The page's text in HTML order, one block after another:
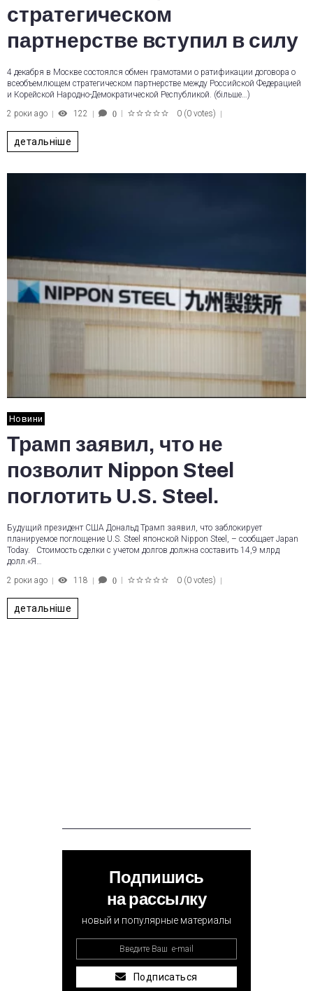
стратегическом
партнерстве вступил в силу
4 декабря в Москве состоялся обмен грамотами о ратификации договора о
всеобъемлющем стратегическом партнерстве между Российской Федерацией
и Корейской Народно-Демократической Республикой. (більше…)
2 роки ago
122 0 0 (0 votes)
детальніше
Новини
Трамп заявил, что не
позволит Nippon Steel
поглотить U.S. Steel.
Будущий президент США Дональд Трамп заявил, что заблокирует
планируемое поглощение U.S. Steel японской Nippon Steel, – сообщает Japan
Today. Стоимость сделки с учетом долгов должна составить 14,9 млрд
долл.«Я…
2 роки ago
118 0 0 (0 votes)
детальніше
Подпишись
на рассылку
новый и популярные материалы
Подписаться